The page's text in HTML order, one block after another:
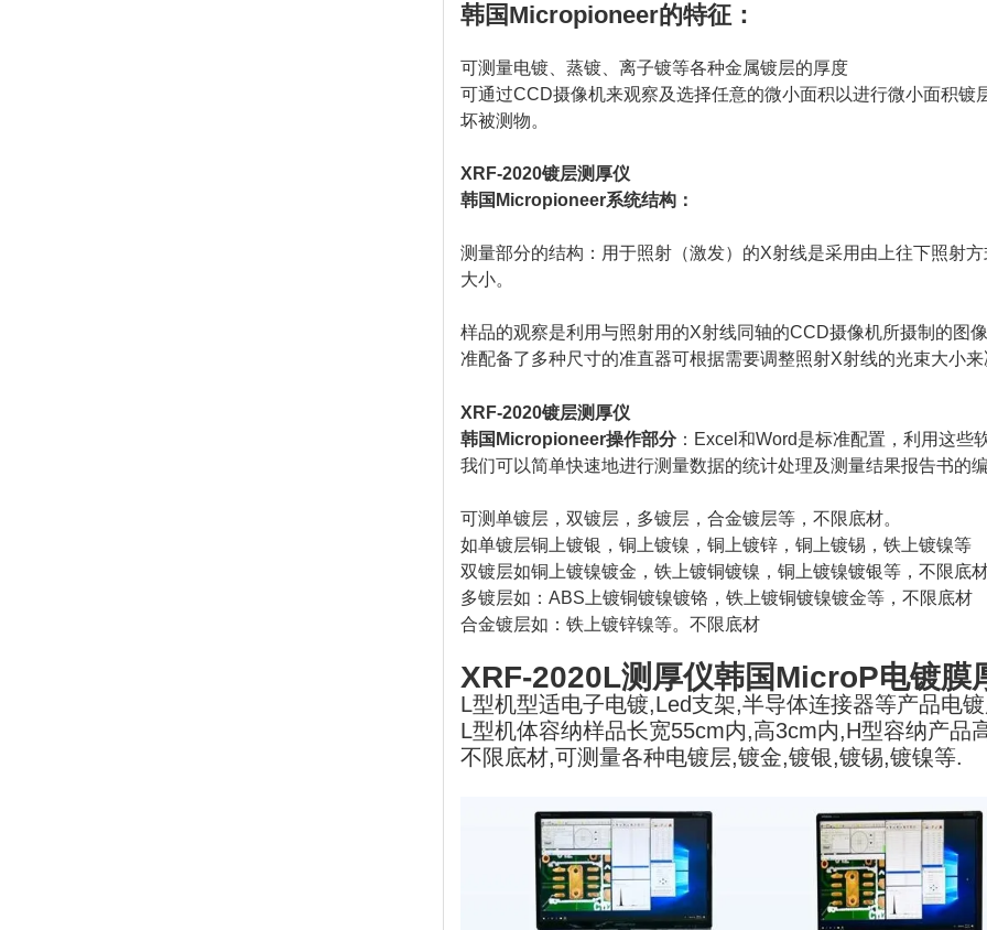
韩国Micropioneer的特征：
可测量电镀、蒸镀、离子镀等各种金属镀层的厚度
可通过CCD摄像机来观察及选择任意的微小面积以进行微小面积镀
坏被测物。
XRF-2020镀层测厚仪
韩国Micropioneer系统结构：
测量部分的结构：用于照射（激发）的X射线是采用由上往下照射
大小。
样品的观察是利用与照射用的X射线同轴的CCD摄像机所摄制的图
准配备了多种尺寸的准直器可根据需要调整照射X射线的光束大小来
XRF-2020镀层测厚仪
韩国Micropioneer操作部分：Excel和Word是标准配置，利用这些
我们可以简单快速地进行测量数据的统计处理及测量结果报告书的编
可测单镀层，双镀层，多镀层，合金镀层等，不限底材。
如单镀层铜上镀银，铜上镀镍，铜上镀锌，铜上镀锡，铁上镀镍等
双镀层如铜上镀镍镀金，铁上镀铜镀镍，铜上镀镍镀银等，不限底
多镀层如：ABS上镀铜镀镍镀铬，铁上镀铜镀镍镀金等，不限底材
合金镀层如：铁上镀锌镍等。不限底材
XRF-2020L测厚仪韩国MicroP电镀膜
L型机型适电子电镀,Led支架,半导体连接器等产品电
L型机体容纳样品长宽55cm内,高3cm内,H型容纳产品
不限底材,可测量各种电镀层,镀金,镀银,镀锡,镀镍等.